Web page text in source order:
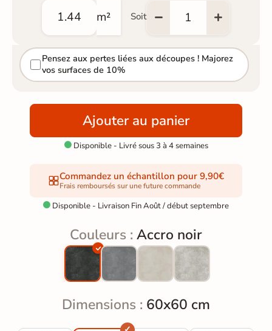
m² Soit
Pensez aux pertes liées aux découpes ! Majorez
vos surfaces de 10%
Ajouter au panier
Disponible - Livré sous 3 à 4 semaines
Commandez un échantillon pour 9,90€
Frais remboursés sur une future commande
 Disponible - Livraison Fin Août / début septembre
Couleurs : Accro noir
Dimensions : 60x60 cm